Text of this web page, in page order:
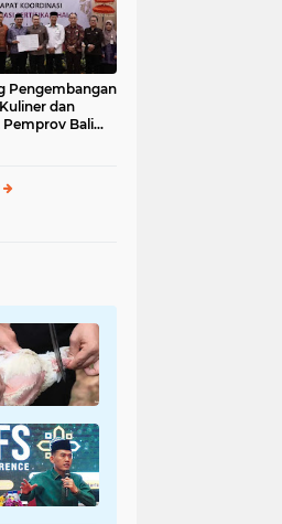
Pengembangan
dan
Pemprov Bali